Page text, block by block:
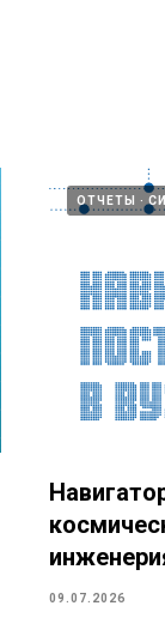
ОТЧЕТЫ
09.07.2026